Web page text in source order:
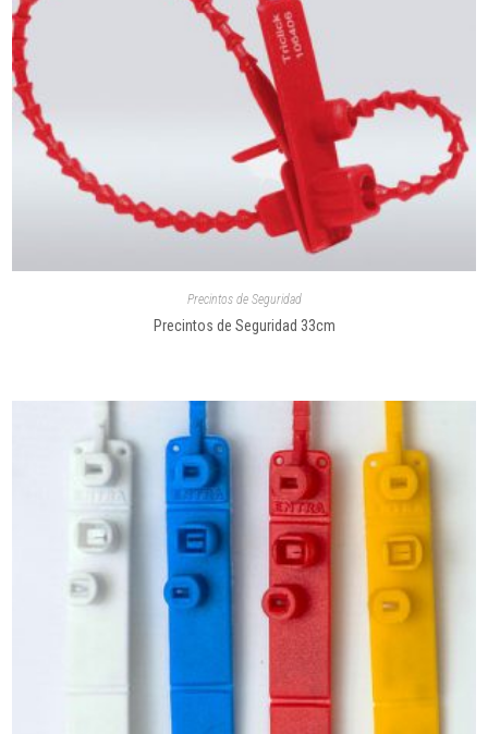
Precintos de Seguridad
Precintos de Seguridad 33cm